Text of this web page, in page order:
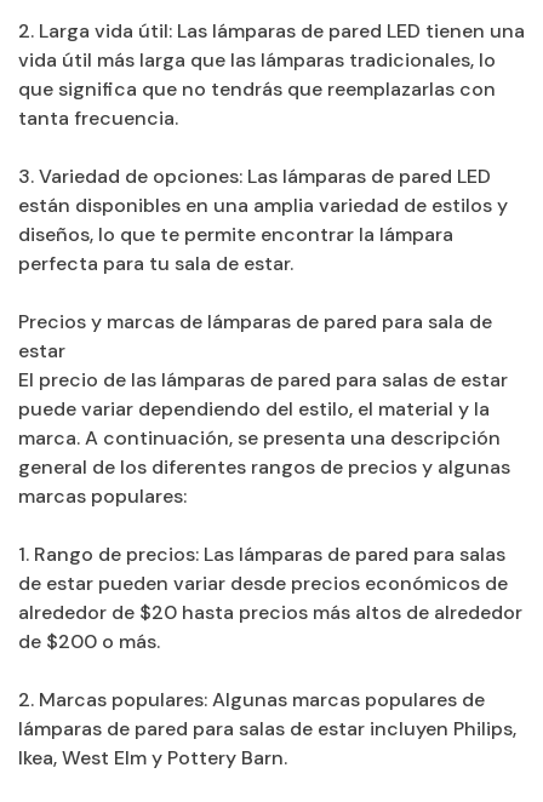
2. Larga vida útil: Las lámparas de pared LED tienen una
vida útil más larga que las lámparas tradicionales, lo
que significa que no tendrás que reemplazarlas con
tanta frecuencia.
3. Variedad de opciones: Las lámparas de pared LED
están disponibles en una amplia variedad de estilos y
diseños, lo que te permite encontrar la lámpara
perfecta para tu sala de estar.
Precios y marcas de lámparas de pared para sala de
estar
El precio de las lámparas de pared para salas de estar
puede variar dependiendo del estilo, el material y la
marca. A continuación, se presenta una descripción
general de los diferentes rangos de precios y algunas
marcas populares:
1. Rango de precios: Las lámparas de pared para salas
de estar pueden variar desde precios económicos de
alrededor de $20 hasta precios más altos de alrededor
de $200 o más.
2. Marcas populares: Algunas marcas populares de
lámparas de pared para salas de estar incluyen Philips,
Ikea, West Elm y Pottery Barn.